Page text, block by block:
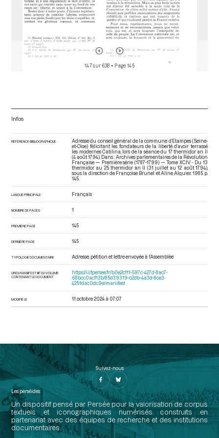
147 sur 638 • Page 145
Infos
RÉFÉRENCE BIBLIOGRAPHIQUE
Adresse du conseil général de la commune d’Etampes (Seine-
et-Oise) félicitant les fondateurs de la liberté d’avoir terrassé
les modernes Catilina, lors de la séance du 17 thermidor an II
(4 août 1794). Dans : Archives parlementaires de la Révolution
Française — Première série (1787-1799) — Tome XCIV - Du 13
thermidor au 25 thermidor an II (31 juillet au 12 août 1794),
sous la direction de Françoise Brunel et Aline Alquier. 1985. p.
145.
LANGUE PRINCIPALE Français
NOMBRE DE PAGES 1
PREMIÈRE PAGE 145
DERNIÈRE PAGE 145
TYPOLOGIE DOCUMENTAIRE Adresse, pétition et lettre envoyée à l’Assemblée
URI DU MANIFEST IIIF DU VOLUME
CONTENANT LE DOCUMENT
https://iiif.persee.fr/b0e2cf11-597c-427d-8ac7-
68bcc0acf13b/85d39319-c2db-4a3d-8ce3-
4251dac0dc9e/manifest
MODIFIÉ LE 11 octobre 2024 à 07:07
Suivez-nous
Les perséides
Un dispositif pensé par Persée pour la valorisation de corpus
textuels et iconographiques numérisés construits en
partenariat avec des équipes de recherche et des institutions
documentaires.